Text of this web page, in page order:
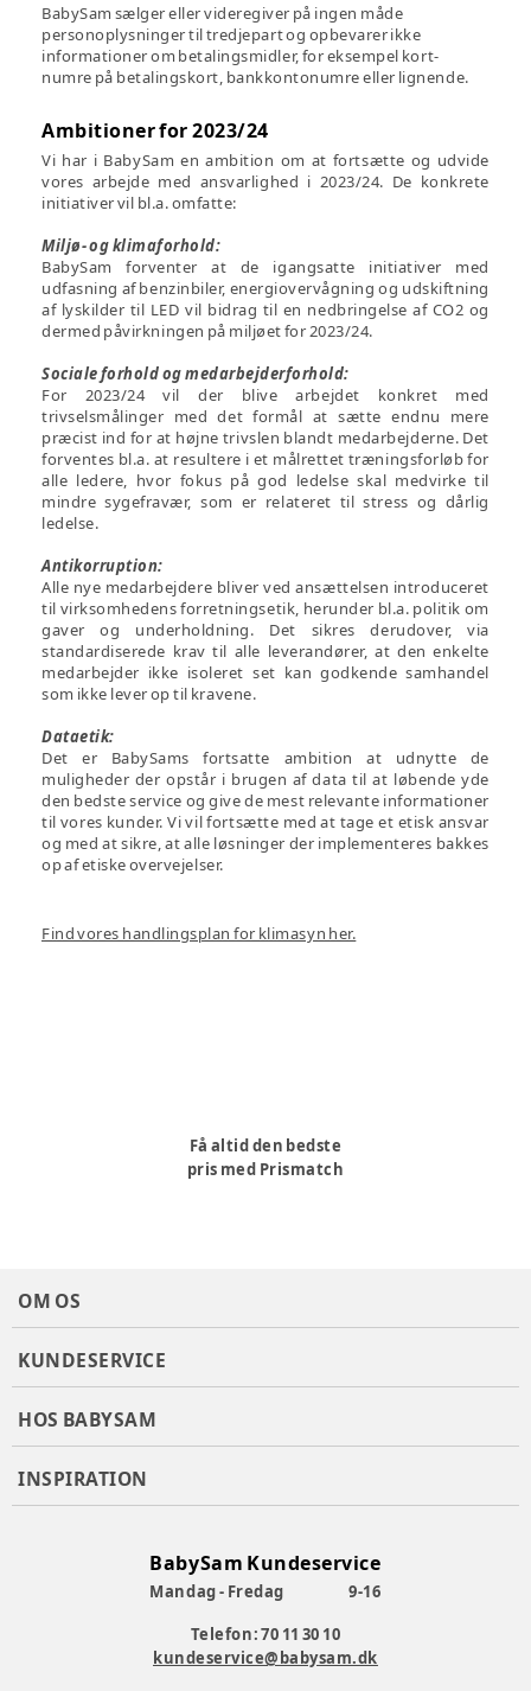
BabySam sælger eller videregiver på ingen måde
personoplysninger til tredjepart og opbevarer ikke
informationer om betalingsmidler, for eksempel kort-
numre på betalingskort, bankkontonumre eller lignende.
Ambitioner for 2023/24
Vi har i BabySam en ambition om at fortsætte og udvide
vores arbejde med ansvarlighed i 2023/24. De konkrete
initiativer vil bl.a. omfatte:
Miljø- og klimaforhold:
BabySam forventer at de igangsatte initiativer med
udfasning af benzinbiler, energiovervågning og udskiftning
af lyskilder til LED vil bidrag til en nedbringelse af CO2 og
dermed påvirkningen på miljøet for 2023/24.
Sociale forhold og medarbejderforhold:
For 2023/24 vil der blive arbejdet konkret med
trivselsmålinger med det formål at sætte endnu mere
præcist ind for at højne trivslen blandt medarbejderne. Det
forventes bl.a. at resultere i et målrettet træningsforløb for
alle ledere, hvor fokus på god ledelse skal medvirke til
mindre sygefravær, som er relateret til stress og dårlig
ledelse.
Antikorruption:
Alle nye medarbejdere bliver ved ansættelsen introduceret
til virksomhedens forretningsetik, herunder bl.a. politik om
gaver og underholdning. Det sikres derudover, via
standardiserede krav til alle leverandører, at den enkelte
medarbejder ikke isoleret set kan godkende samhandel
som ikke lever op til kravene.
Dataetik:
Det er BabySams fortsatte ambition at udnytte de
muligheder der opstår i brugen af data til at løbende yde
den bedste service og give de mest relevante informationer
til vores kunder. Vi vil fortsætte med at tage et etisk ansvar
og med at sikre, at alle løsninger der implementeres bakkes
op af etiske overvejelser.
Find vores handlingsplan for klimasyn her.
Få altid den bedste
pris med Prismatch
OM OS
KUNDESERVICE
HOS BABYSAM
INSPIRATION
BabySam Kundeservice
Mandag - Fredag
9-16
Telefon: 70 11 30 10
kundeservice@babysam.dk